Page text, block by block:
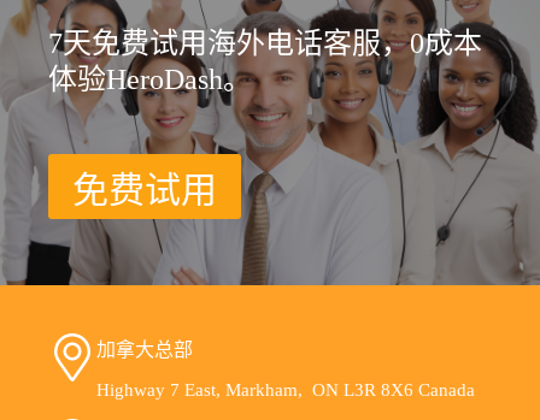
7天免费试用海外电话客服，0成本
体验HeroDash。
免费试用
加拿大总部
Highway 7 East, Markham, ON L3R 8X6 Canada